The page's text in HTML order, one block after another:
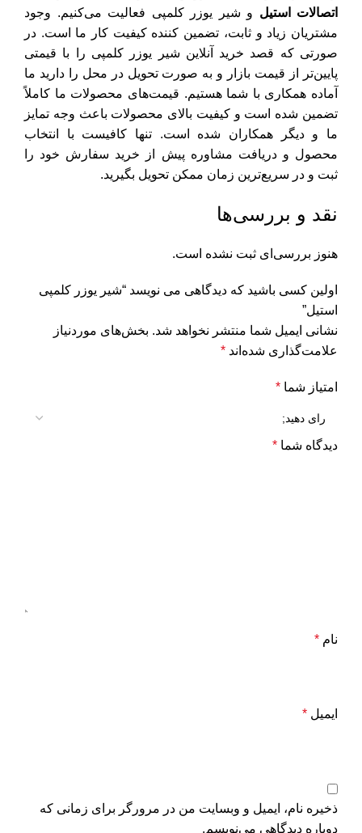
اتصالات استیل و شیر یوزر کلمپی فعالیت می‌کنیم. وجود
مشتریان زیاد و ثابت، تضمین کننده کیفیت کار ما است. در
صورتی که قصد خرید آنلاین شیر یوزر کلمپی را با قیمتی
پایین‌تر از قیمت بازار و به صورت تحویل در محل را دارید ما
آماده همکاری با شما هستیم. قیمت‌های محصولات ما کاملاً
تضمین شده است و کیفیت بالای محصولات باعث وجه تمایز
ما و دیگر همکاران شده است. تنها کافیست با انتخاب
محصول و دریافت مشاوره پیش از خرید سفارش خود را
ثبت و در سریع‌ترین زمان ممکن تحویل بگیرید.
نقد و بررسی‌ها
هنوز بررسی‌ای ثبت نشده است.
اولین کسی باشید که دیدگاهی می نویسد “شیر یوزر کلمپی
استیل”
نشانی ایمیل شما منتشر نخواهد شد. بخش‌های موردنیاز
علامت‌گذاری شده‌اند *
امتیاز شما *
دیدگاه شما *
نام *
ایمیل *
ذخیره نام، ایمیل و وبسایت من در مرورگر برای زمانی که
دوباره دیدگاهی می‌نویسم.